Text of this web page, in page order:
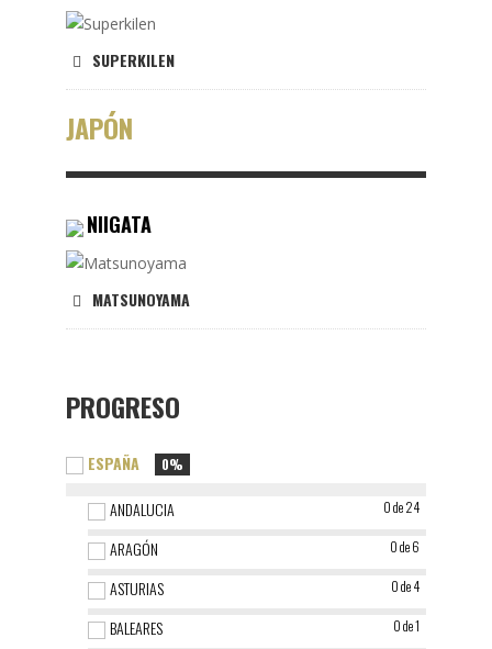
SUPERKILEN
JAPÓN
NIIGATA
MATSUNOYAMA
PROGRESO
ESPAÑA 0%
ANDALUCIA 0 de 24
ARAGÓN 0 de 6
ASTURIAS 0 de 4
BALEARES 0 de 1